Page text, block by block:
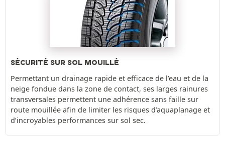
SÉCURITÉ SUR SOL MOUILLÉ
Permettant un drainage rapide et efficace de l’eau et de la
neige fondue dans la zone de contact, ses larges rainures
transversales permettent une adhérence sans faille sur
route mouillée afin de limiter les risques d’aquaplanage et
d’incroyables performances sur sol sec.